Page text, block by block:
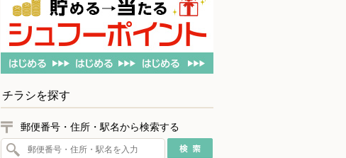
チラシを探す
郵便番号・住所・駅名から検索する